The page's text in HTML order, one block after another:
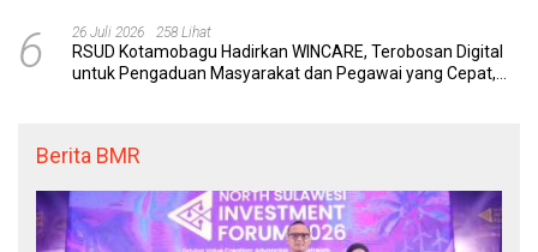
6 26 Juli 2026 258 Lihat
RSUD Kotamobagu Hadirkan WINCARE, Terobosan Digital
untuk Pengaduan Masyarakat dan Pegawai yang Cepat,
Berita BMR